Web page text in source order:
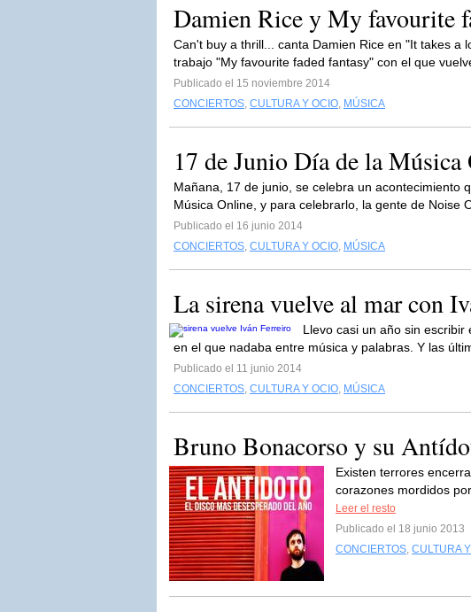
Damien Rice y My favourite
Can't buy a thrill... canta Damien Rice en "It takes a
trabajo "My favourite faded fantasy" con el que
Publicado el 15 noviembre 2014
CONCIERTOS, CULTURA Y OCIO, MÚSICA
17 de Junio Día de la
Mañana, 17 de junio, se celebra un acontecimiento
Música Online, y para celebrarlo, la gente de Noise
Publicado el 16 junio 2014
CONCIERTOS, CULTURA Y OCIO, MÚSICA
La sirena vuelve al mar con
Llevo casi un año sin
en el que nadaba entre música y palabras. Y las
Publicado el 11 junio 2014
CONCIERTOS, CULTURA Y OCIO, MÚSICA
Bruno Bonacorso y su
Existen terrores
corazones mordidos
Leer el resto
Publicado el 18 junio 2013
CONCIERTOS, CULTURA